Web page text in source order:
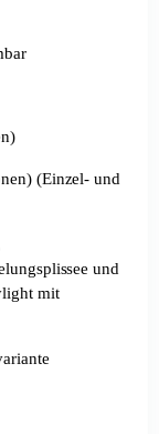
(Einzel- und
und
mit